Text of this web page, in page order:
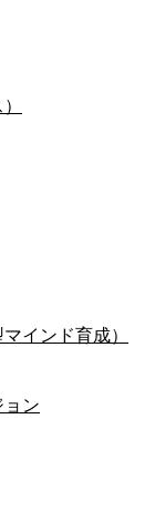
インド育成）
ョン